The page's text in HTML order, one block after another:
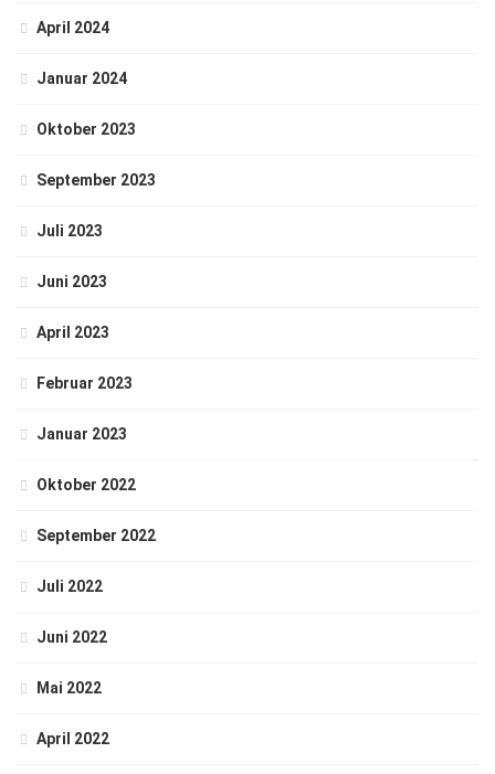
April 2024
Januar 2024
Oktober 2023
September 2023
Juli 2023
Juni 2023
April 2023
Februar 2023
Januar 2023
Oktober 2022
September 2022
Juli 2022
Juni 2022
Mai 2022
April 2022